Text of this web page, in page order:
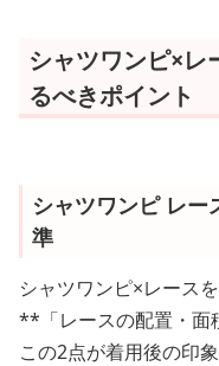
シャツワンピ×レ
るべきポイント
シャツワンピ レー
準
シャツワンピ×レース
**「レースの配置・面
この2点が着用後の印